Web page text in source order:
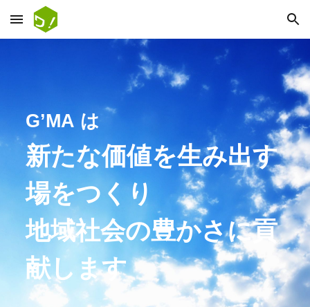
Skip to main content Skip to navigation
G’MA は
新たな価値を生み出す
場をつくり
地域社会の豊かさに貢
献します